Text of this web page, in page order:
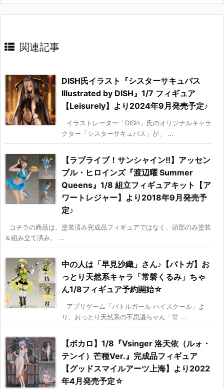
関連記事
DISH氏イラスト『シスターサキュバス
Illustrated by DISH』1/7 フィギュア
【Leisurely】より2024年9月発売予定♪
イラストレーター「DISH」氏のオリジナルキャラ
クター「シスターサキュバス」が、 ...
【ラブライブ！サンシャイン!!】アッセン
ブル・ヒロインズ『渡辺曜 Summer
Queens』1/8 組立フィギュアキット【ア
ワートレジャー】より2018年9月発売予
定♪
コチラの商品は、塗装済み完成品フィギュアではなく、頭部のみ塗装
＆組み立て済み。 ...
中の人は「早見沙織」さん♪【バトガ】お
っとり天然系キャラ「常磐くるみ」ちゃ
ん1/8フィギュア予約開始☆
アプリゲーム「バトルガール ハイスクール」よ
り、おっとり天然系の不思議ちゃん「常 ...
【ボカロ】1/8『Vsinger 洛天依（ルォ・
テンイ）芒種Ver.』完成品フィギュア
【グッドスマイルアーツ上海】より2022
年4月発売予定☆